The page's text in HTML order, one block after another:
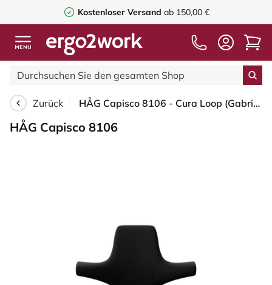
Kostenloser Versand ab 150,00 €
Zurück HÅG Capisco 8106 - Cura Loop (Gabriel) - Recyceltes Polyester - CLP60999 Black - Schwarz - 265 mm (Sitzhöhe 53-79cm) - Bodengleiter
HÅG Capisco 8106